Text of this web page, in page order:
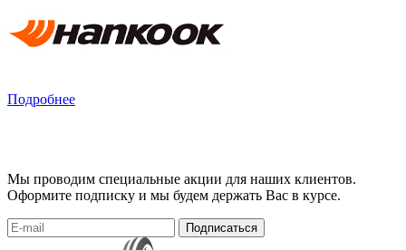
Подробнее
Мы проводим специальные акции для наших клиентов.
Оформите подписку и мы будем держать Вас в курсе.
Подписаться